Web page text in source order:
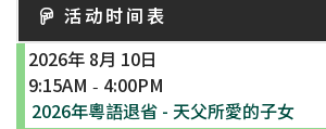
活动时间表
2026年 8月 10日
9:15AM - 4:00PM
2026年粵語退省 - 天父所愛的子女